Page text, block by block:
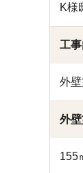
K様
工
外
外
155